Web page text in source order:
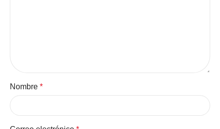
Nombre *